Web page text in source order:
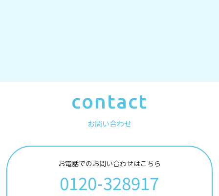
contact
お問い合わせ
お電話でのお問い合わせはこちら
0120-328917